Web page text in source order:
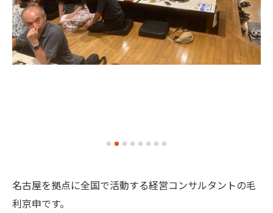
名古屋を拠点に全国で活動する経営コンサルタントの毛
利京申です。